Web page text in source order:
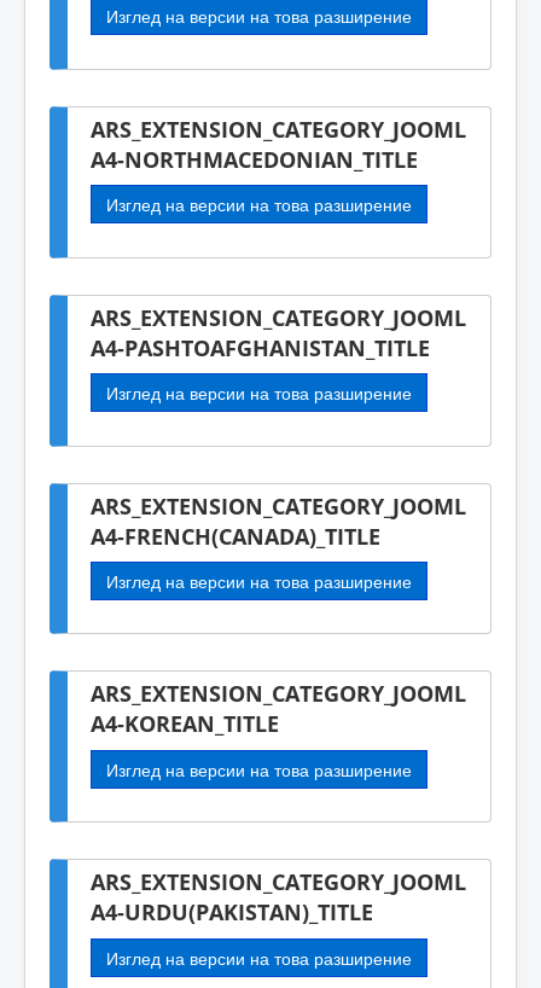
Изглед на версии на това разширение
ARS_EXTENSION_CATEGORY_JOOML
A4-NORTHMACEDONIAN_TITLE
Изглед на версии на това разширение
ARS_EXTENSION_CATEGORY_JOOML
A4-PASHTOAFGHANISTAN_TITLE
Изглед на версии на това разширение
ARS_EXTENSION_CATEGORY_JOOML
A4-FRENCH(CANADA)_TITLE
Изглед на версии на това разширение
ARS_EXTENSION_CATEGORY_JOOML
A4-KOREAN_TITLE
Изглед на версии на това разширение
ARS_EXTENSION_CATEGORY_JOOML
A4-URDU(PAKISTAN)_TITLE
Изглед на версии на това разширение